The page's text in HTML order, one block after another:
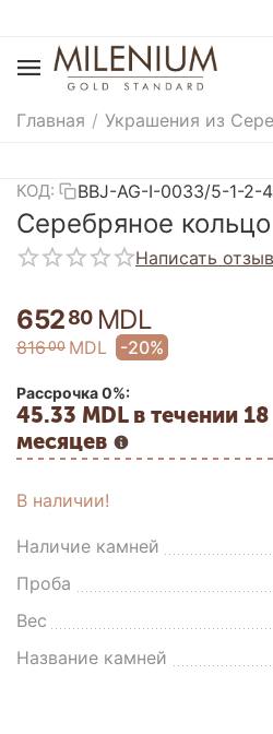
Главная / Украшения из
КОД: BBJ-AG-I-0033/5-1-2-
Серебряное
Написать отзыв
65280 MDL
81600 MDL -20%
Рассрочка 0%:
45.33 MDL в течении 18
месяцев
В наличии!
Наличие камней
Проба
Вес
Название камней